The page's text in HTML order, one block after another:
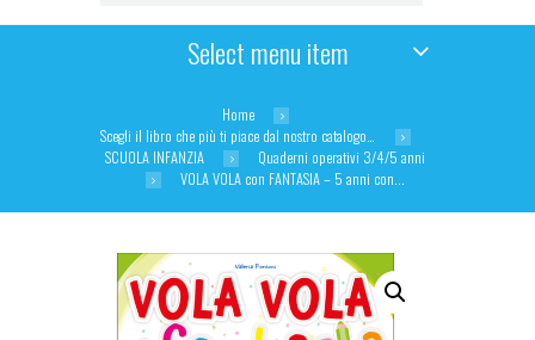
Select menu item
Home
Scegli il libro che più ti piace dal nostro catalogo…
SCUOLA INFANZIA
Quaderni operativi 3/4/5 anni
VOLA VOLA con FANTASIA – 5 anni con...